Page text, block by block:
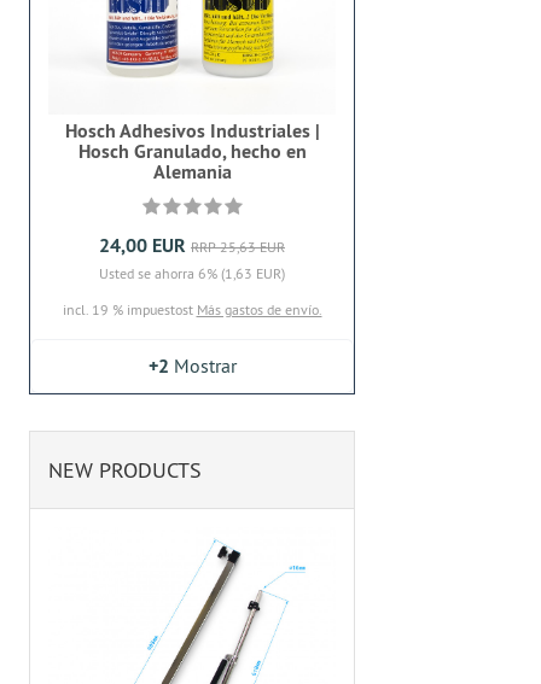
Hosch Adhesivos Industriales |
Hosch Granulado, hecho en
Alemania
24,00 EUR RRP 25,63 EUR
Usted se ahorra 6% (1,63 EUR)
incl. 19 % impuestost Más gastos de envío.
+2 Mostrar
NEW PRODUCTS